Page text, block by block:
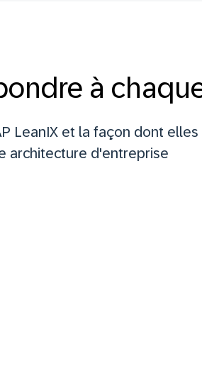
à
LeanIX et la façon dont
architecture d'entreprise